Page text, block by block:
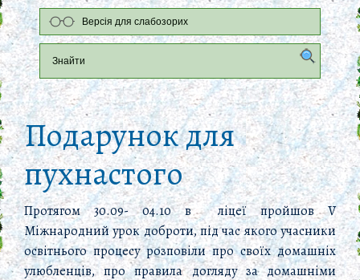
Версія для слабозорих
Подарунок для
пухнастого
Протягом 30.09- 04.10 в ліцеї пройшов V
Міжнародний урок доброти, під час якого учасники
освітнього процесу розповіли про своїх домашніх
улюбленців, про правила догляду за домашніми